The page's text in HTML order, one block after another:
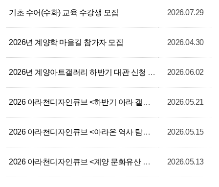
기초 수어(수화) 교육 수강생 모집 2026.07.29
2026년 계양학 마을길 참가자 모집 2026.04.30
2026년 계양아트갤러리 하반기 대관 신청 공고 2026.06.02
2026 아라천디자인큐브 <하반기 아라 갤러리 대관 모집 및 생활문화 동아리실 대관 모집> 2026.05.21
2026 아라천디자인큐브 <아라온 역사 탐험대> 참여자 모집 안내 2026.05.15
2026 아라천디자인큐브 <계양 문화유산 탐험대> 참여자 모집 안내 2026.05.13